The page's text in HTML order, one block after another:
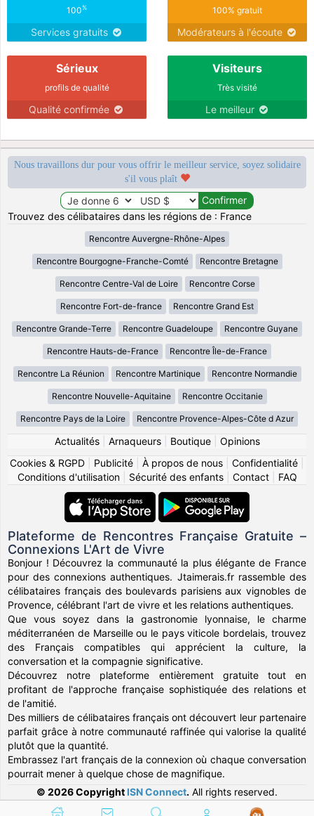
100%
Services gratuits
100% gratuit
Modérateurs à l'écoute
Sérieux
profils de qualité
Qualité confirmée
Visiteurs
Très visité
Le meilleur
Nous travaillons dur pour vous offrir le meilleur service, soyez solidaire
s'il vous plaît
Trouvez des célibataires dans les régions de : France
Rencontre Auvergne-Rhône-Alpes
Rencontre Bourgogne-Franche-Comté Rencontre Bretagne
Rencontre Centre-Val de Loire Rencontre Corse
Rencontre Fort-de-france Rencontre Grand Est
Rencontre Grande-Terre Rencontre Guadeloupe Rencontre Guyane
Rencontre Hauts-de-France Rencontre Île-de-France
Rencontre La Réunion Rencontre Martinique Rencontre Normandie
Rencontre Nouvelle-Aquitaine Rencontre Occitanie
Rencontre Pays de la Loire Rencontre Provence-Alpes-Côte d Azur
Actualités| Arnaqueurs| Boutique| Opinions
Cookies & RGPD
Publicité À propos de nous Confidentialité
Conditions d'utilisation| Sécurité des enfants| Contact| FAQ
Plateforme de Rencontres Française Gratuite –
Connexions L'Art de Vivre
Bonjour ! Découvrez la communauté la plus élégante de France
pour des connexions authentiques. Jtaimerais.fr rassemble des
célibataires français des boulevards parisiens aux vignobles de
Provence, célébrant l'art de vivre et les relations authentiques.
Que vous soyez dans la gastronomie lyonnaise, le charme
méditerranéen de Marseille ou le pays viticole bordelais, trouvez
des Français compatibles qui apprécient la culture, la
conversation et la compagnie significative.
Découvrez notre plateforme entièrement gratuite tout en
profitant de l'approche française sophistiquée des relations et
de l'amitié.
Des milliers de célibataires français ont découvert leur partenaire
parfait grâce à notre communauté raffinée qui valorise la qualité
plutôt que la quantité.
Embrassez l'art français de la connexion où chaque conversation
pourrait mener à quelque chose de magnifique.
© 2026 Copyright ISN Connect. All rights reserved.